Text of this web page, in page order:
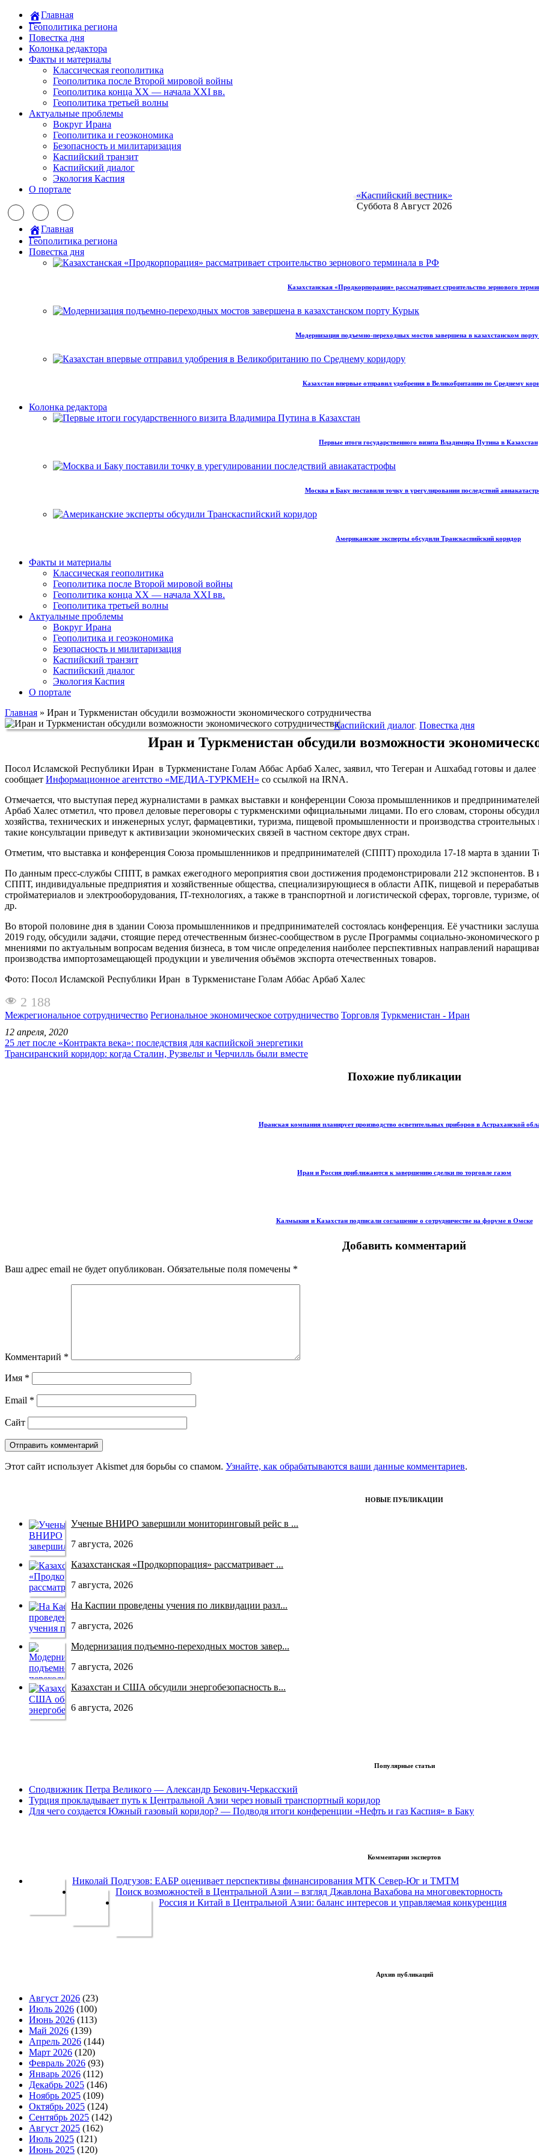
Главная
Геополитика региона
Повестка дня
Колонка редактора
Факты и материалы
Классическая геополитика
Геополитика после Второй мировой войны
Геополитика конца XX — начала XXI вв.
Геополитика третьей волны
Актуальные проблемы
Вокруг Ирана
Геополитика и геоэкономика
Безопасность и милитаризация
Каспийский транзит
Каспийский диалог
Экология Каспия
О портале
«Каспийский вестник»
Суббота 8 Август 2026
Главная
Геополитика региона
Повестка дня
Казахстанская «Продкорпорация» рассматривает строительство зернового
Модернизация подъемно-переходных мостов завершена в казахстанском
Казахстан впервые отправил удобрения в Великобританию по Среднему
Колонка редактора
Первые итоги государственного визита Владимира Путина в Казахстан
Москва и Баку поставили точку в урегулировании последствий
Американские эксперты обсудили Транскаспийский коридор
Факты и материалы
Классическая геополитика
Геополитика после Второй мировой войны
Геополитика конца XX — начала XXI вв.
Геополитика третьей волны
Актуальные проблемы
Вокруг Ирана
Геополитика и геоэкономика
Безопасность и милитаризация
Каспийский транзит
Каспийский диалог
Экология Каспия
О портале
Главная » Иран и Туркменистан обсудили возможности экономического сотрудничества
Каспийский диалог, Повестка дня
Иран и Туркменистан обсудили возможности
Посол Исламской Республики Иран в Туркменистане Голам Аббас Арбаб Халес, заявил, что Тегеран и Ашхабад готовы и
сообщает Информационное агентство «МЕДИА-ТУРКМЕН» со ссылкой на IRNA.
Отмечается, что выступая перед журналистами в рамках выставки и конференции Союза промышленников и
Арбаб Халес отметил, что провел деловые переговоры с туркменскими официальными лицами. По его словам, стороны
хозяйства, технических и инженерных услуг, фармацевтики, туризма, пищевой промышленности и производства
такие консультации приведут к активизации экономических связей в частном секторе двух стран.
Отметим, что выставка и конференция Союза промышленников и предпринимателей (СППТ) проходила 17-18 марта в здании
По данным пресс-службы СППТ, в рамках ежегодного мероприятия свои достижения продемонстрировали 212 экспонентов. В
СППТ, индивидуальные предприятия и хозяйственные общества, специализирующиеся в области АПК, пищевой и
стройматериалов и электрооборудования, IT-технологиях, а также в транспортной и логистической сферах, торговле,
др.
Во второй половине дня в здании Союза промышленников и предпринимателей состоялась конференция. Её участники
2019 году, обсудили задачи, стоящие перед отечественным бизнес-сообществом в русле Программы социально-
мнениями по актуальным вопросам ведения бизнеса, в том числе определения наиболее перспективных направлений
производства импортозамещающей продукции и увеличения объёмов экспорта отечественных товаров.
Фото: Посол Исламской Республики Иран в Туркменистане Голам Аббас Арбаб Халес
2 188
Межрегиональное сотрудничество Региональное экономическое сотрудничество Торговля Туркменистан - Иран
12 апреля, 2020
25 лет после «Контракта века»: последствия для каспийской энергетики
Трансиранский коридор: когда Сталин, Рузвельт и Черчилль были вместе
Похожие публикации
Иранская компания планирует производство осветительных приборов в Астраханской
Иран и Россия приближаются к завершению сделки по торговле газом
Калмыкия и Казахстан подписали соглашение о сотрудничестве на форуме в Омске
Добавить комментарий
Ваш адрес email не будет опубликован. Обязательные поля помечены *
Комментарий *
Имя *
Email *
Сайт
Этот сайт использует Akismet для борьбы со спамом. Узнайте, как обрабатываются ваши данные комментариев.
НОВЫЕ ПУБЛИКАЦИИ
Ученые ВНИРО завершили мониторинговый рейс в ...
7 августа, 2026
Казахстанская «Продкорпорация» рассматривает ...
7 августа, 2026
На Каспии проведены учения по ликвидации разл...
7 августа, 2026
Модернизация подъемно-переходных мостов завер...
7 августа, 2026
Казахстан и США обсудили энергобезопасность в...
6 августа, 2026
Популярные статьи
Сподвижник Петра Великого — Александр Бекович-Черкасский
Турция прокладывает путь к Центральной Азии через новый транспортный коридор
Для чего создается Южный газовый коридор? — Подводя итоги конференции «Нефть и газ Каспия» в Баку
Комментарии экспертов
Николай Подгузов: ЕАБР оценивает перспективы финансирования МТК Север-Юг и ТМТМ
Поиск возможностей в Центральной Азии – взгляд Джавлона Вахабова на многовекторность
Россия и Китай в Центральной Азии: баланс интересов и управляемая конкуренция
Архив публикаций
Август 2026 (23)
Июль 2026 (100)
Июнь 2026 (113)
Май 2026 (139)
Апрель 2026 (144)
Март 2026 (120)
Февраль 2026 (93)
Январь 2026 (112)
Декабрь 2025 (146)
Ноябрь 2025 (109)
Октябрь 2025 (124)
Сентябрь 2025 (142)
Август 2025 (162)
Июль 2025 (121)
Июнь 2025 (120)